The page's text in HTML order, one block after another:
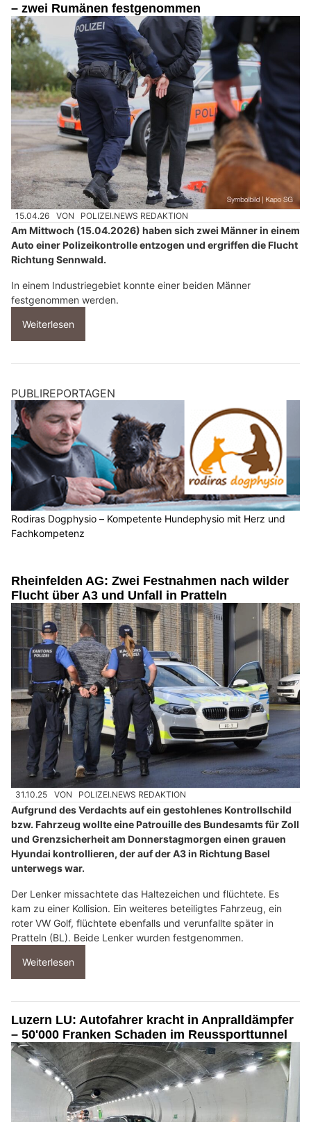
– zwei Rumänen festgenommen
15.04.26 VON POLIZEI.NEWS REDAKTION
Am Mittwoch (15.04.2026) haben sich zwei Männer in einem
Auto einer Polizeikontrolle entzogen und ergriffen die Flucht
Richtung Sennwald.
In einem Industriegebiet konnte einer beiden Männer
festgenommen werden.
Weiterlesen
PUBLIREPORTAGEN
Rodiras Dogphysio – Kompetente Hundephysio mit Herz und
Fachkompetenz
Rheinfelden AG: Zwei Festnahmen nach wilder
Flucht über A3 und Unfall in Pratteln
31.10.25 VON POLIZEI.NEWS REDAKTION
Aufgrund des Verdachts auf ein gestohlenes Kontrollschild
bzw. Fahrzeug wollte eine Patrouille des Bundesamts für Zoll
und Grenzsicherheit am Donnerstagmorgen einen grauen
Hyundai kontrollieren, der auf der A3 in Richtung Basel
unterwegs war.
Der Lenker missachtete das Haltezeichen und flüchtete. Es
kam zu einer Kollision. Ein weiteres beteiligtes Fahrzeug, ein
roter VW Golf, flüchtete ebenfalls und verunfallte später in
Pratteln (BL). Beide Lenker wurden festgenommen.
Weiterlesen
Luzern LU: Autofahrer kracht in Anpralldämpfer
– 50'000 Franken Schaden im Reussporttunnel